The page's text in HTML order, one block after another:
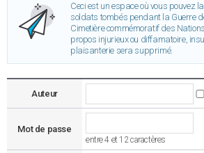
Ceci est un espace où vous pouvez
soldats tombés pendant la Guerre
Cimetière commémoratif des
propos injurieux ou diffamatoire,
plaisanterie sera supprimé.
Auteur
Mot de passe
entre 4 et 12 caractères